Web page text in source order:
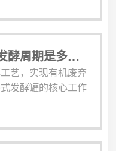
翻滚完成分级。振
振动，物料在振动
让物料快速过筛，
，设备震动幅度
性物料的能力不一
卧式发酵罐工作原理及发酵周期是多久？
艺，实现有机废弃
发酵罐的核心工作
技术，全程在封闭
制曝气供氧系统与
。首先将预处理后